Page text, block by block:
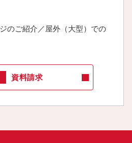
のご紹介／屋外（大型）での
資料請求